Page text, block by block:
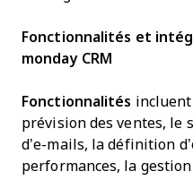
Fonctionnalités et
monday CRM
Fonctionnalités incluent
prévision des ventes, le
d’e-mails, la définition
performances, la